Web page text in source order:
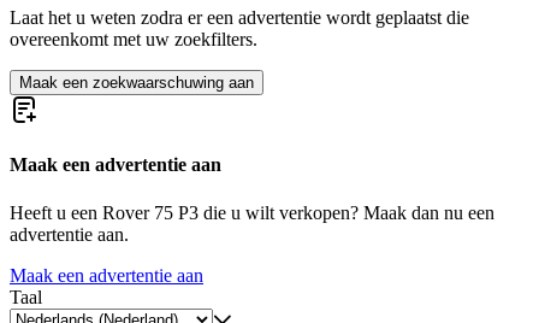
Laat het u weten zodra er een advertentie wordt geplaatst die
overeenkomt met uw zoekfilters.
Maak een zoekwaarschuwing aan
Maak een advertentie aan
Heeft u een Rover 75 P3 die u wilt verkopen? Maak dan nu een
advertentie aan.
Maak een advertentie aan
Taal